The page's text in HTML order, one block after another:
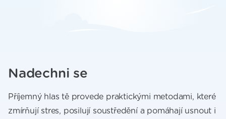
Nadechni se
Příjemný hlas tě provede praktickými metodami, které
zmírňují stres, posilují soustředění a pomáhají usnout i